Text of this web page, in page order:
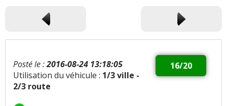
16/20
Posté le :2016-08-24 13:18:05
Utilisation du véhicule : 1/3 ville -
2/3 route